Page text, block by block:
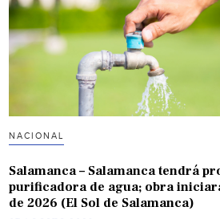
NACIONAL
Salamanca – Salamanca tendrá
purificadora de agua; obra
de 2026 (El Sol de Salamanca)